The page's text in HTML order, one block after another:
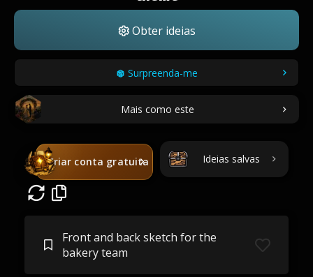
Obter ideias
Surpreenda-me
Mais como este
Criar conta gratuita Ideias salvas
Front and back sketch for the
bakery team